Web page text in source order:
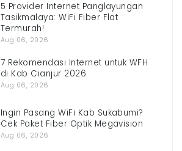
5 Provider Internet Panglayungan
Tasikmalaya: WiFi Fiber Flat
Termurah!
Aug 06, 2026
7 Rekomendasi Internet untuk WFH
di Kab Cianjur 2026
Aug 06, 2026
Ingin Pasang WiFi Kab Sukabumi?
Cek Paket Fiber Optik Megavision
Aug 06, 2026